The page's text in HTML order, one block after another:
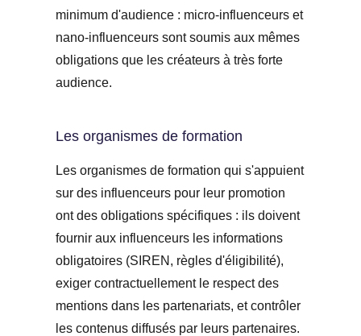
minimum d'audience : micro-influenceurs et
nano-influenceurs sont soumis aux mêmes
obligations que les créateurs à très forte
audience.
Les organismes de formation
Les organismes de formation qui s'appuient
sur des influenceurs pour leur promotion
ont des obligations spécifiques : ils doivent
fournir aux influenceurs les informations
obligatoires (SIREN, règles d'éligibilité),
exiger contractuellement le respect des
mentions dans les partenariats, et contrôler
les contenus diffusés par leurs partenaires.